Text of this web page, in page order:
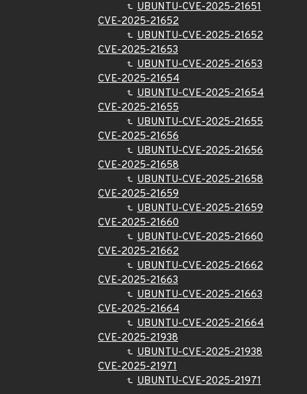
UBUNTU-CVE-2025-21651
CVE-2025-21652
UBUNTU-CVE-2025-21652
CVE-2025-21653
UBUNTU-CVE-2025-21653
CVE-2025-21654
UBUNTU-CVE-2025-21654
CVE-2025-21655
UBUNTU-CVE-2025-21655
CVE-2025-21656
UBUNTU-CVE-2025-21656
CVE-2025-21658
UBUNTU-CVE-2025-21658
CVE-2025-21659
UBUNTU-CVE-2025-21659
CVE-2025-21660
UBUNTU-CVE-2025-21660
CVE-2025-21662
UBUNTU-CVE-2025-21662
CVE-2025-21663
UBUNTU-CVE-2025-21663
CVE-2025-21664
UBUNTU-CVE-2025-21664
CVE-2025-21938
UBUNTU-CVE-2025-21938
CVE-2025-21971
UBUNTU-CVE-2025-21971